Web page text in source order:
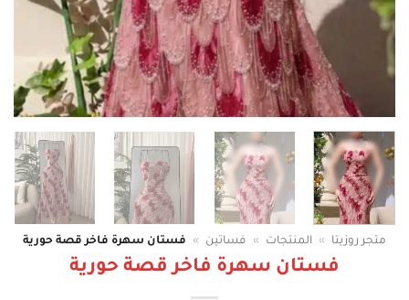
متجر روزيتا » المنتجات » فساتين » فستان سهرة فاخر قصة حورية
فستان سهرة فاخر قصة حورية